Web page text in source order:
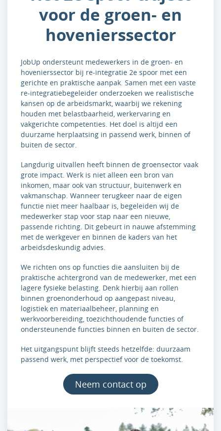
voor de groen- en
hovenierssector
JobUp ondersteunt medewerkers in de groen- en
hovenierssector bij re-integratie 2e spoor met een
gerichte en praktische aanpak. Samen met een vaste
re-integratiebegeleider onderzoeken we realistische
kansen op de arbeidsmarkt, waarbij we rekening
houden met belastbaarheid, werkervaring en
vakgerichte competenties. Het doel is altijd een
duurzame herplaatsing in passend werk, binnen of
buiten de sector.
Langdurig uitvallen heeft binnen de groensector vaak
grote impact. Werk is niet alleen een bron van
inkomen, maar ook van structuur, buitenwerk en
vakmanschap. Wanneer terugkeer naar de eigen
functie niet meer haalbaar is, begeleiden wij de
medewerker stap voor stap naar een nieuwe,
passende richting. Dit gebeurt in nauwe afstemming
met de werkgever en binnen de kaders van het
arbeidsdeskundig advies.
We richten ons op functies die aansluiten bij de
praktische achtergrond van de medewerker, met een
lagere fysieke belasting. Denk hierbij aan rollen
binnen groenonderhoud op aangepast niveau,
logistiek en materiaalbeheer, planning en
werkvoorbereiding, toezichthoudende functies of
ondersteunende functies binnen en buiten de sector.
Het uitgangspunt blijft steeds hetzelfde: duurzaam
passend werk, met perspectief voor de toekomst.
Neem contact op